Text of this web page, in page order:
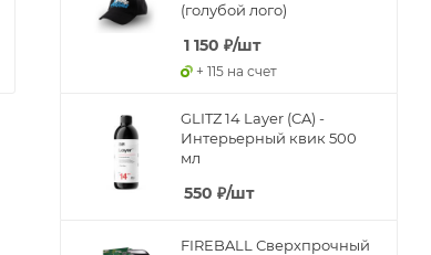
(голубой лого)
1 150 ₽/шт
+ 115 на счет
GLITZ 14 Layer (CA) -
Интерьерный квик 500
мл
550 ₽/шт
FIREBALL Сверхпрочный